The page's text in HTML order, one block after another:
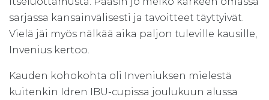
sarjassa kansainvälisesti ja tavoitteet täyttyivät.
Vielä jäi myös nälkää aika paljon tuleville kausille,
Invenius kertoo.
Kauden kohokohta oli Inveniuksen mielestä
kuitenkin Idren IBU-cupissa joulukuun alussa